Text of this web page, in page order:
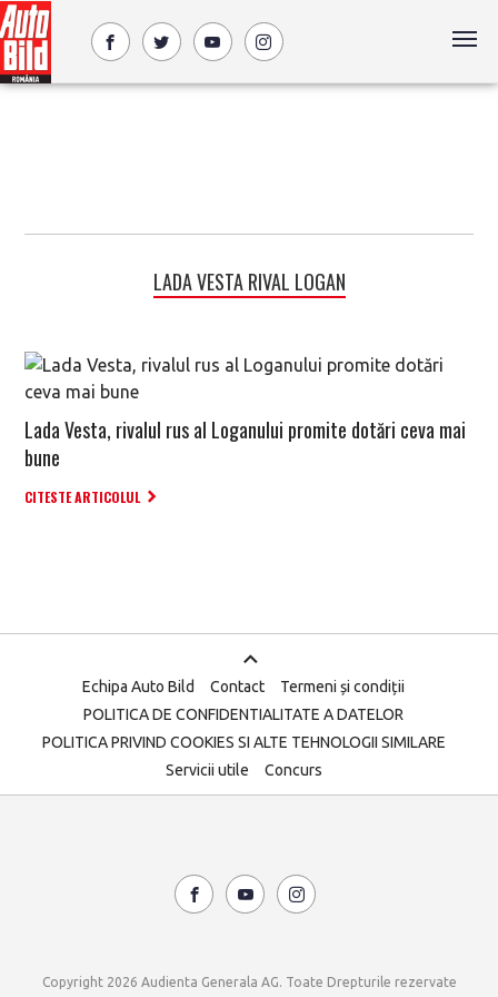
LADA VESTA RIVAL LOGAN
Lada Vesta, rivalul rus al Loganului promite dotări ceva mai
bune
CITESTE ARTICOLUL
Echipa Auto Bild Contact
Termeni și condiții
POLITICA DE CONFIDENTIALITATE A DATELOR
POLITICA PRIVIND COOKIES SI ALTE TEHNOLOGII SIMILARE
Servicii utile
Concurs
Copyright 2026 Audienta Generala AG. Toate Drepturile rezervate